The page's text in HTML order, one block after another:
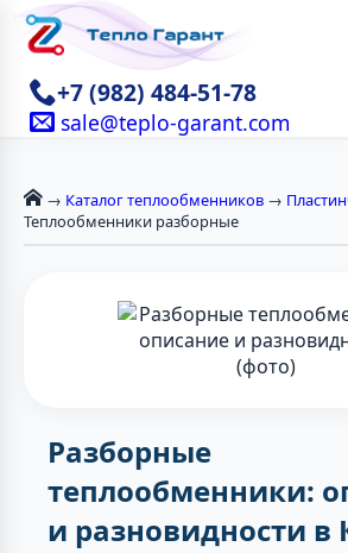
+7 (982) 484-51-78
sale@teplo-garant.com
→ Каталог теплообменников →
Теплообменники разборные
Разборные
теплообменники:
и разновидности в